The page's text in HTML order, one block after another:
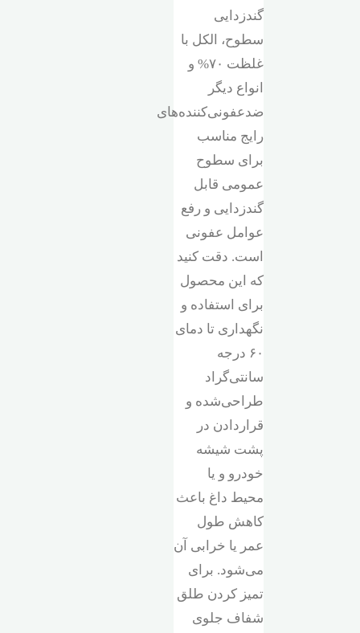
گندزدایی
سطوح، الکل با
غلظت ۷۰% و
انواع دیگر
ضدعفونی‌کننده‌های
رایج مناسب
برای سطوح
عمومی قابل
گندزدایی و رفع
عوامل عفونی
است. دقت کنید
که این محصول
برای استفاده و
نگهداری تا دمای
۶۰ درجه
سانتی‌گراد
طراحی‌شده و
قراردادن در
پشت شیشه
خودرو و یا
محیط داغ باعث
کاهش طول
عمر یا خرابی آن
می‌شود. برای
تمیز کردن طلق
شفاف جلوی